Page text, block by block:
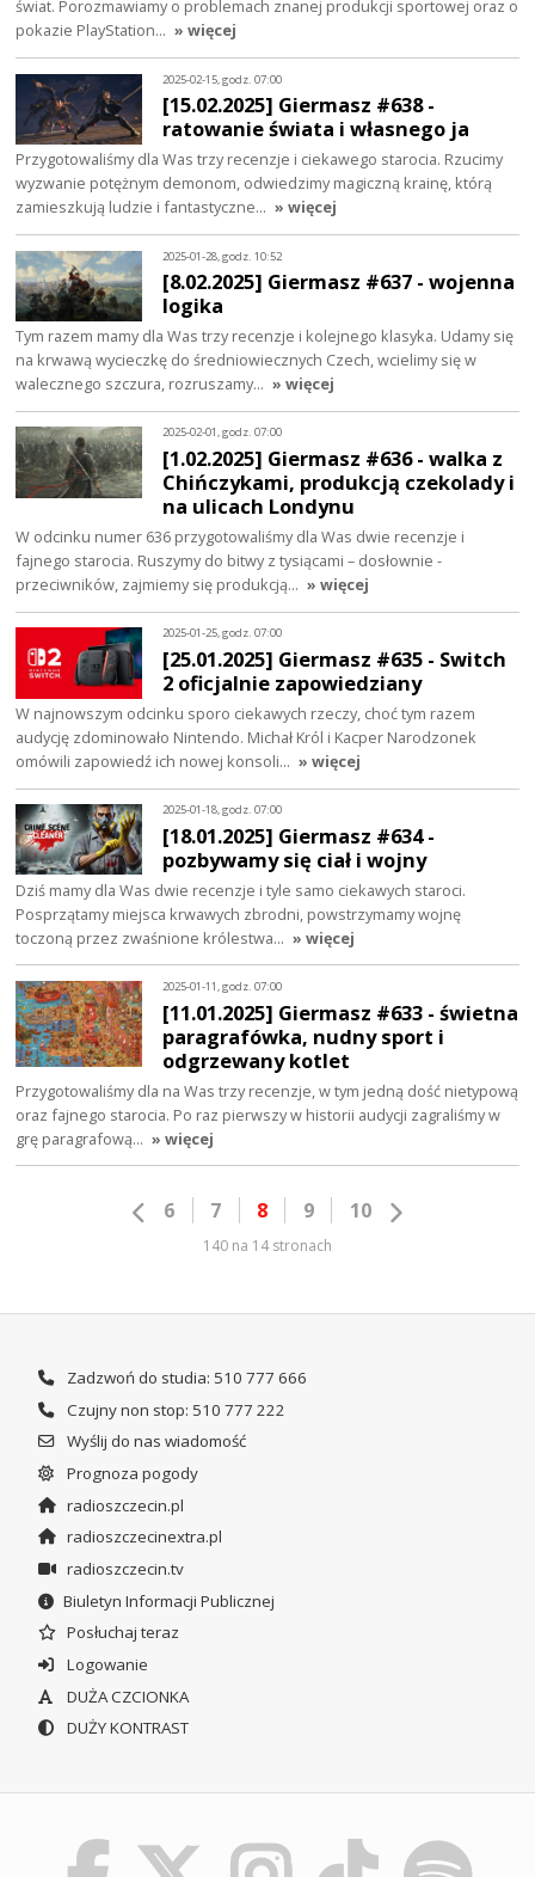
świat. Porozmawiamy o problemach znanej produkcji sportowej oraz o
pokazie PlayStation… » więcej
2025-02-15, godz. 07:00
[15.02.2025] Giermasz #638 -
ratowanie świata i własnego ja
Przygotowaliśmy dla Was trzy recenzje i ciekawego starocia. Rzucimy
wyzwanie potężnym demonom, odwiedzimy magiczną krainę, którą
zamieszkują ludzie i fantastyczne… » więcej
2025-01-28, godz. 10:52
[8.02.2025] Giermasz #637 - wojenna
logika
Tym razem mamy dla Was trzy recenzje i kolejnego klasyka. Udamy się
na krwawą wycieczkę do średniowiecznych Czech, wcielimy się w
walecznego szczura, rozruszamy… » więcej
2025-02-01, godz. 07:00
[1.02.2025] Giermasz #636 - walka z
Chińczykami, produkcją czekolady i
na ulicach Londynu
W odcinku numer 636 przygotowaliśmy dla Was dwie recenzje i
fajnego starocia. Ruszymy do bitwy z tysiącami – dosłownie -
przeciwników, zajmiemy się produkcją… » więcej
2025-01-25, godz. 07:00
[25.01.2025] Giermasz #635 - Switch
2 oficjalnie zapowiedziany
W najnowszym odcinku sporo ciekawych rzeczy, choć tym razem
audycję zdominowało Nintendo. Michał Król i Kacper Narodzonek
omówili zapowiedź ich nowej konsoli… » więcej
2025-01-18, godz. 07:00
[18.01.2025] Giermasz #634 -
pozbywamy się ciał i wojny
Dziś mamy dla Was dwie recenzje i tyle samo ciekawych staroci.
Posprzątamy miejsca krwawych zbrodni, powstrzymamy wojnę
toczoną przez zwaśnione królestwa… » więcej
2025-01-11, godz. 07:00
[11.01.2025] Giermasz #633 - świetna
paragrafówka, nudny sport i
odgrzewany kotlet
Przygotowaliśmy dla na Was trzy recenzje, w tym jedną dość nietypową
oraz fajnego starocia. Po raz pierwszy w historii audycji zagraliśmy w
grę paragrafową… » więcej
6 7 8 9 10
140 na 14 stronach
Zadzwoń do studia: 510 777 666
Czujny non stop: 510 777 222
Wyślij do nas wiadomość
Prognoza pogody
radioszczecin.pl
radioszczecinextra.pl
radioszczecin.tv
Biuletyn Informacji Publicznej
Posłuchaj teraz
Logowanie
DUŻA CZCIONKA
DUŻY KONTRAST